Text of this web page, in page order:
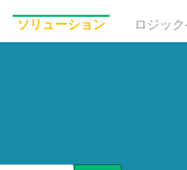
ソリューション ロジッ